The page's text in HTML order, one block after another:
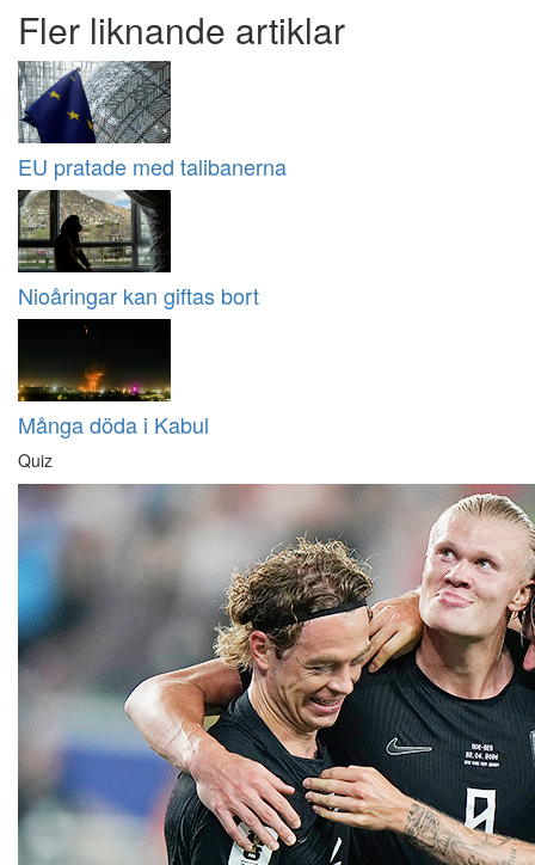
Fler liknande artiklar
EU pratade med talibanerna
Nioåringar kan giftas bort
Många döda i Kabul
Quiz